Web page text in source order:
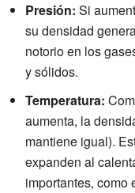
Presión: Si
su densidad
notorio en los
y sólidos.
Temperatura:
aumenta, la
mantiene igual).
expanden al
importantes, como